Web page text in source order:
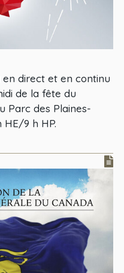
en direct et en continu
de la fête du
Parc des Plaines-
9 h HP.